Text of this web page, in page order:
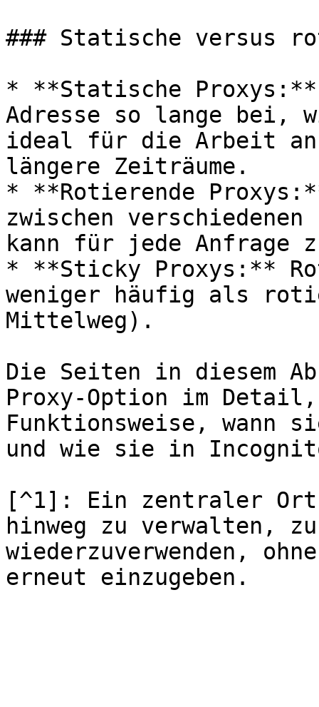
### Statische versus
* **Statische
Adresse so lange bei,
ideal für die Arbeit an
längere Zeiträume.
* **Rotierende
zwischen
kann für jede Anfrage
* **Sticky Proxys:**
weniger häufig als
Mittelweg).
Die Seiten in diesem
Proxy-Option im
Funktionsweise, wann
und wie sie in
[^1]: Ein zentraler
hinweg zu verwalten,
wiederzuverwenden,